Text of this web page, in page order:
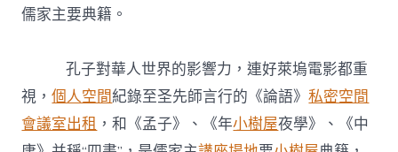
中
課
綱〉
中
儒家主要典籍。
孔子對華人世界的影響力，連好萊塢電影都重
視，個人空間紀錄至圣先師言行的《論語》私密空間
會議室出租 ，和《孟子》、《年小樹屋夜學》、《中